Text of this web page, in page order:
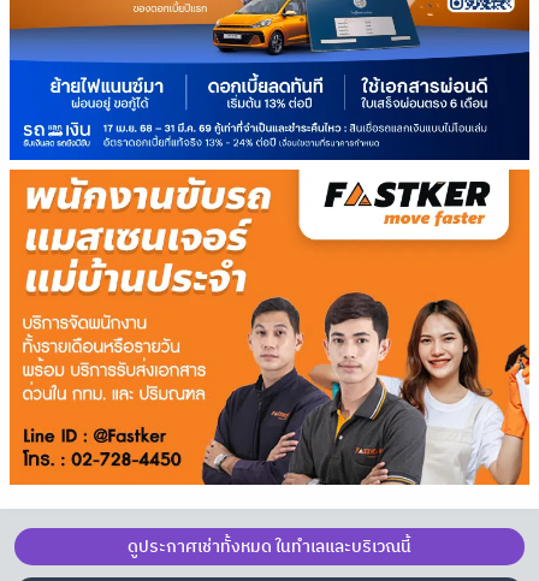
ดูประกาศเช่าทั้งหมด ในทำเลและบริเวณนี้